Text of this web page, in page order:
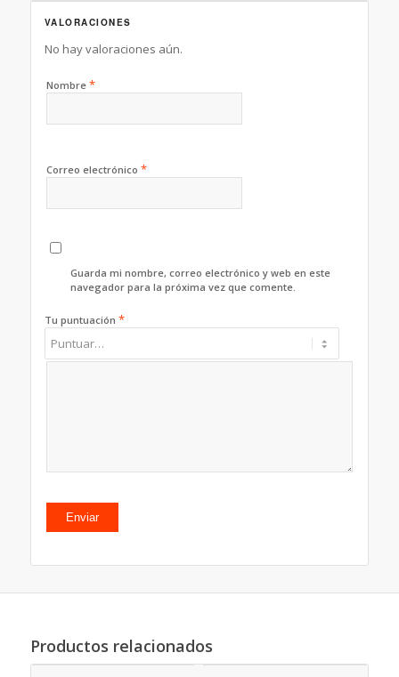
VALORACIONES
No hay valoraciones aún.
Nombre *
Correo electrónico *
Guarda mi nombre, correo electrónico y web en este
navegador para la próxima vez que comente.
Tu puntuación *
Productos relacionados